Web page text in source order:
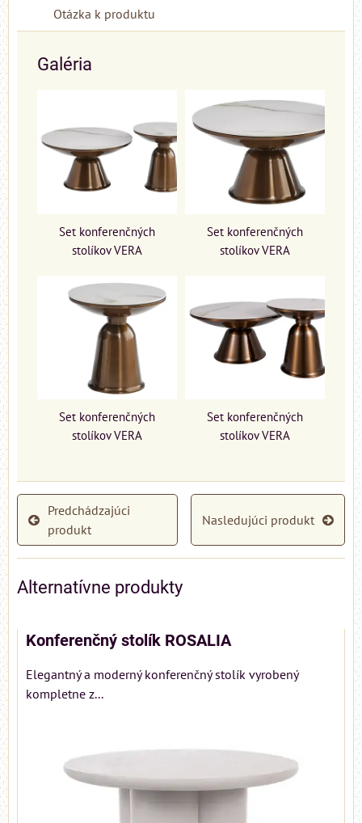
Otázka k produktu
Galéria
Set konferenčných
stolíkov VERA
Set konferenčných
stolíkov VERA
Set konferenčných
stolíkov VERA
Set konferenčných
stolíkov VERA
Predchádzajúci
produkt
Nasledujúci produkt
Alternatívne produkty
Konferenčný stolík ROSALIA
Elegantný a moderný konferenčný stolík vyrobený
kompletne z...